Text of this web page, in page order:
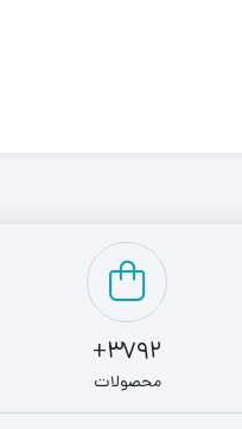
3792+
محصولات